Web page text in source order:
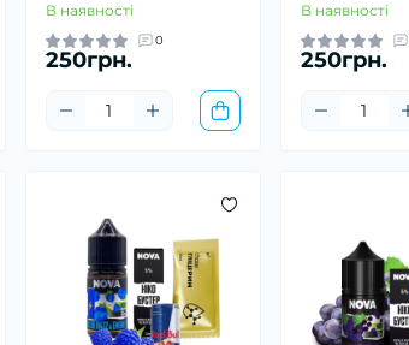
В наявності
0
250грн.
В наявності
250грн.